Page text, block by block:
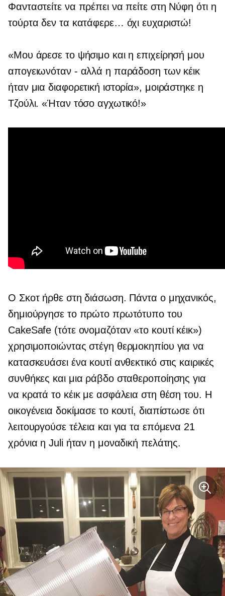
Φανταστείτε να πρέπει να πείτε στη Νύφη ότι η
τούρτα δεν τα κατάφερε… όχι ευχαριστώ!
«Μου άρεσε το ψήσιμο και η επιχείρησή μου
απογειωνόταν - αλλά η παράδοση των κέικ
ήταν μια διαφορετική ιστορία», μοιράστηκε η
Τζούλι. «Ήταν τόσο αγχωτικό!»
Ο Σκοτ ​​ήρθε στη διάσωση. Πάντα ο μηχανικός,
δημιούργησε το πρώτο πρωτότυπο του
CakeSafe (τότε ονομαζόταν «το κουτί κέικ»)
χρησιμοποιώντας στέγη θερμοκηπίου για να
κατασκευάσει ένα κουτί ανθεκτικό στις καιρικές
συνθήκες και μια ράβδο σταθεροποίησης για
να κρατά το κέικ με ασφάλεια στη θέση του. Η
οικογένεια δοκίμασε το κουτί, διαπίστωσε ότι
λειτουργούσε τέλεια και για τα επόμενα 21
χρόνια η Juli ήταν η μοναδική πελάτης.